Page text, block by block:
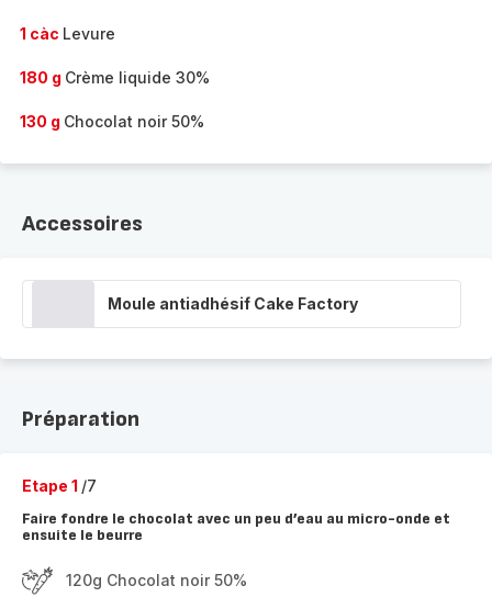
1 càc Levure
180 g Crème liquide 30%
130 g Chocolat noir 50%
Accessoires
Moule antiadhésif Cake Factory
Préparation
Etape 1 /7
Faire fondre le chocolat avec un peu d’eau au micro-onde et
ensuite le beurre
120g Chocolat noir 50%